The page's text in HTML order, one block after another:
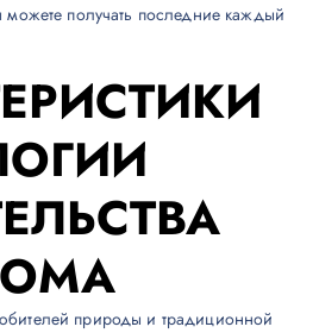
получать последние каждый
природы и традиционной